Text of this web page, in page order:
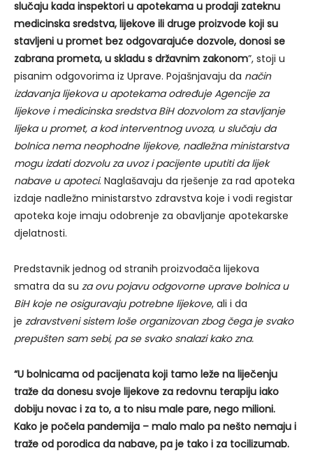
slučaju kada inspektori u apotekama u prodaji zateknu
medicinska sredstva, lijekove ili druge proizvode koji su
stavljeni u promet bez odgovarajuće dozvole, donosi se
zabrana prometa, u skladu s državnim zakonom”, stoji u
pisanim odgovorima iz Uprave. Pojašnjavaju da način
izdavanja lijekova u apotekama određuje Agencije za
lijekove i medicinska sredstva BiH dozvolom za stavljanje
lijeka u promet, a kod interventnog uvoza, u slučaju da
bolnica nema neophodne lijekove, nadležna ministarstva
mogu izdati dozvolu za uvoz i pacijente uputiti da lijek
nabave u apoteci. Naglašavaju da rješenje za rad apoteka
izdaje nadležno ministarstvo zdravstva koje i vodi registar
apoteka koje imaju odobrenje za obavljanje apotekarske
djelatnosti.
Predstavnik jednog od stranih proizvođača lijekova
smatra da su za ovu pojavu odgovorne uprave bolnica u
BiH koje ne osiguravaju potrebne lijekove, ali i da
je zdravstveni sistem loše organizovan zbog čega je svako
prepušten sam sebi, pa se svako snalazi kako zna.
“U bolnicama od pacijenata koji tamo leže na liječenju
traže da donesu svoje lijekove za redovnu terapiju iako
dobiju novac i za to, a to nisu male pare, nego milioni.
Kako je počela pandemija – malo malo pa nešto nemaju i
traže od porodica da nabave, pa je tako i za tocilizumab.